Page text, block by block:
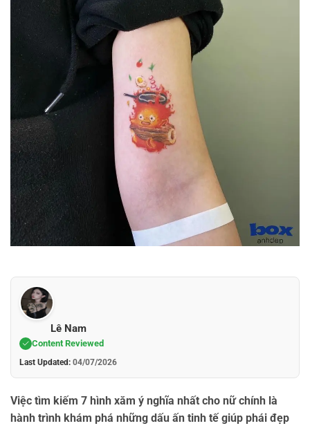
Lê Nam
Content Reviewed
Last Updated: 04/07/2026
Việc tìm kiếm 7 hình xăm ý nghĩa nhất cho nữchính là
hành trình khám phá những dấu ấn tinh tế giúp phái đẹp